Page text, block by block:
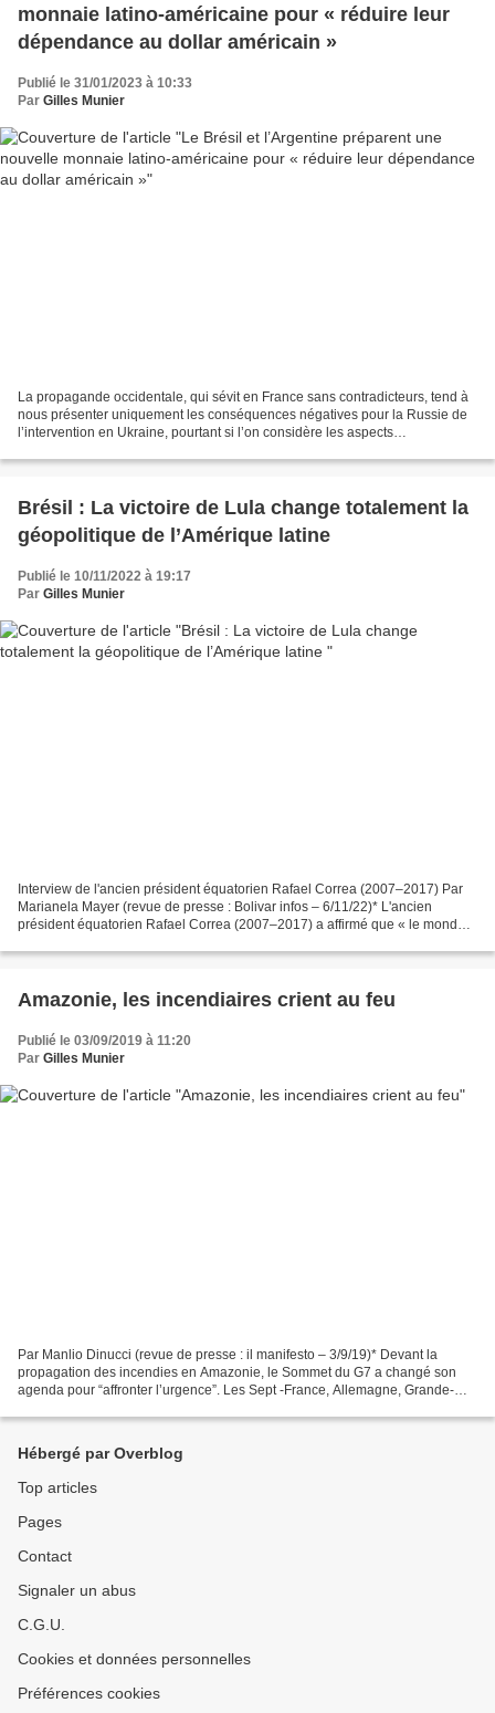
monnaie latino-américaine pour « réduire leur
dépendance au dollar américain »
Publié le 31/01/2023 à 10:33
Par Gilles Munier
La propagande occidentale, qui sévit en France sans contradicteurs, tend à
nous présenter uniquement les conséquences négatives pour la Russie de
l’intervention en Ukraine, pourtant si l’on considère les aspects
Brésil : La victoire de Lula change totalement la
géopolitique de l’Amérique latine
Publié le 10/11/2022 à 19:17
Par Gilles Munier
Interview de l'ancien président équatorien Rafael Correa (2007–2017) Par
Marianela Mayer (revue de presse : Bolivar infos – 6/11/22)* L'ancien
président équatorien Rafael Correa (2007–2017) a affirmé que « le monde
Amazonie, les incendiaires crient au feu
Publié le 03/09/2019 à 11:20
Par Gilles Munier
Par Manlio Dinucci (revue de presse : il manifesto – 3/9/19)* Devant la
propagation des incendies en Amazonie, le Sommet du G7 a changé son
agenda pour “affronter l’urgence”. Les Sept -France, Allemagne, Grande-
Hébergé par Overblog
Top articles
Pages
Contact
Signaler un abus
C.G.U.
Cookies et données personnelles
Préférences cookies